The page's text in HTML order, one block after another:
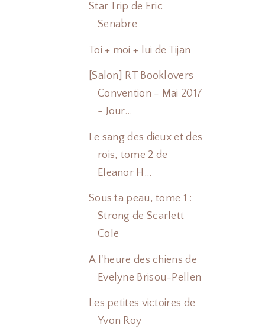
Star Trip de Eric
Senabre
Toi + moi + lui de Tijan
[Salon] RT Booklovers
Convention - Mai 2017
- Jour...
Le sang des dieux et des
rois, tome 2 de
Eleanor H...
Sous ta peau, tome 1 :
Strong de Scarlett
Cole
A l'heure des chiens de
Evelyne Brisou-Pellen
Les petites victoires de
Yvon Roy